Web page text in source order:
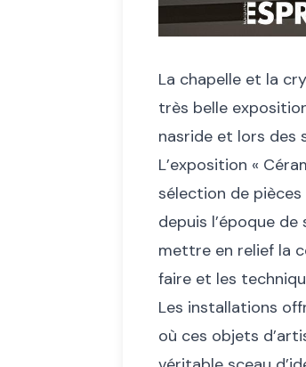
La chapelle et la
très belle
nasride et lors des
L’exposition «
sélection de
depuis l’époque
mettre en relief la
faire et les
Les installations
où ces objets